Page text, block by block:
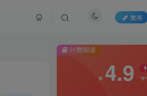
发布
付费阅读
￥ 4.9 ￥